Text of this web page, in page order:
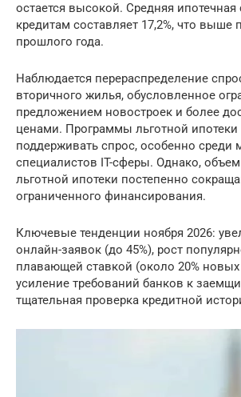
остается высокой. Средняя
кредитам составляет 17,2%, что выше
прошлого года.
Наблюдается перераспределение
вторичного жилья, обусловленное
предложением новостроек и более
ценами. Программы льготной
поддерживать спрос, особенно среди
специалистов IT-сферы. Однако,
льготной ипотеки постепенно
ограниченного финансирования.
Ключевые тенденции ноября 2026:
онлайн-заявок (до 45%), рост
плавающей ставкой (около 20% новых
усиление требований банков к
тщательная проверка кредитной